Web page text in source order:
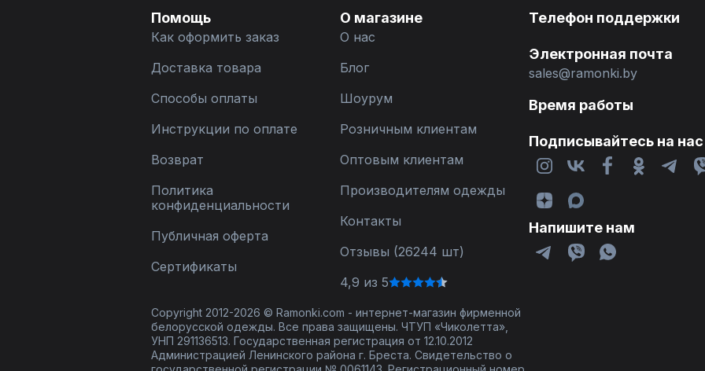
Помощь
Как оформить заказ
Доставка товара
Способы оплаты
Инструкции по оплате
Возврат
Политика
конфиденциальности
Публичная оферта
Сертификаты
О магазине
О нас
Блог
Шоурум
Розничным клиентам
Оптовым клиентам
Производителям одежды
Контакты
Отзывы (26244 шт)
4,9 из 5
Телефон поддержки
Электронная почта
sales@ramonki.by
Время работы
Подписывайтесь на нас
Напишите нам
Copyright 2012-2026 © Ramonki.com - интернет-магазин фирменной
белорусской одежды. Все права защищены. ЧТУП «Чиколетта»,
УНП 291136513. Государственная регистрация от 12.10.2012
Администрацией Ленинского района г. Бреста. Свидетельство о